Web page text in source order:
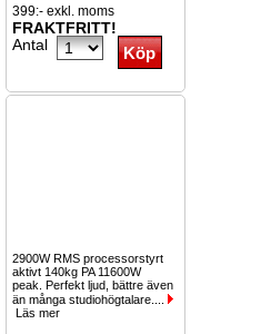
399:- exkl. moms
FRAKTFRITT!
Antal
2900W RMS processorstyrt
aktivt 140kg PA 11600W
peak. Perfekt ljud, bättre även
än många studiohögtalare....
Läs mer